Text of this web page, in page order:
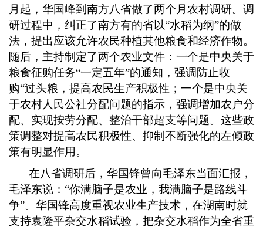
月起，华国峰到南方八省做了两个月农村调研。调
研过程中，纠正了南方有的省以“水稻为纲”的做
法，提出应该允许农民种植其他粮食和经济作物。
随后，主持制定了两个农业文件：一个是中央关于
粮食征购任务“一定五年”的通知，强调防止收
购“过头粮，提高农民生产积极性；一个是中央关
于农村人民公社分配问题的指示，强调增加农户分
配、实现按劳分配、整治干部超支等问题。这些政
策调整对提高农民积极性、抑制不断强化的左倾政
策有明显作用。
在八省调研后，华国锋曾向毛泽东当面汇报，
毛泽东说： “你满脑子是农业，我满脑子是路线斗
争”。华国锋高度重视农业生产技术，在湖南时就
支持袁隆平杂交水稻试验，把杂交水稻作为全省重